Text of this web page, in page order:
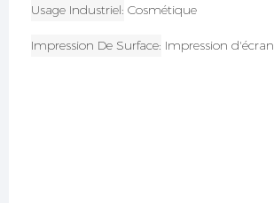
Usage Industriel Cosmétique
Impression De Surface Impression d'écran